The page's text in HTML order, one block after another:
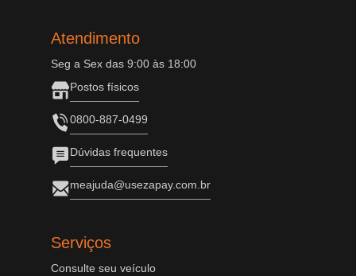
Atendimento
Seg a Sex das 9:00 às 18:00
Postos físicos
0800-887-0499
Dúvidas frequentes
meajuda@usezapay.com.br
Serviços
Consulte seu veículo